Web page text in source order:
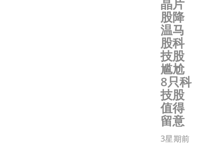
晶片
股降
温马
股科
技股
尴尬
8只科
技股
值得
留意
3星期前